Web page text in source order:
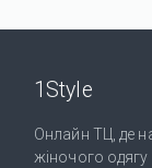
1Style
Онлайн ТЦ, де
жіночого одягу